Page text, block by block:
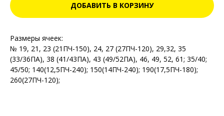
ДОБАВИТЬ В КОРЗИНУ
Размеры ячеек:
№ 19, 21, 23 (21ПЧ-150), 24, 27 (27ПЧ-120), 29,32, 35
(33/36ПА), 38 (41/43ПА), 43 (49/52ПА), 46, 49, 52, 61; 35/40;
45/50; 140(12,5ПЧ-240); 150(14ПЧ-240); 190(17,5ПЧ-180);
260(27ПЧ-120);